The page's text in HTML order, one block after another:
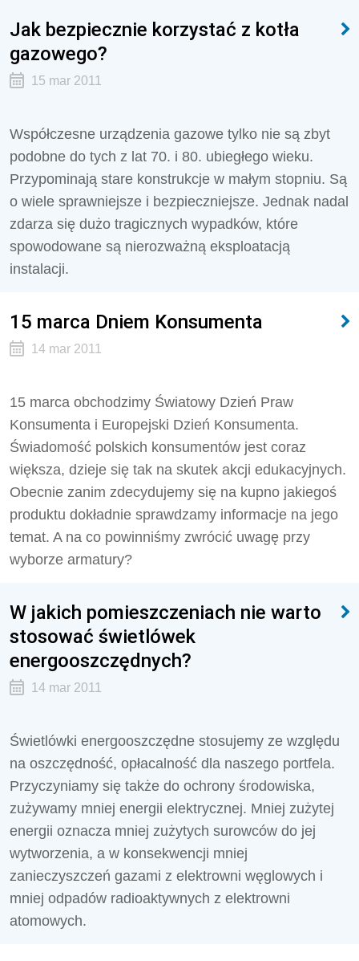
Jak bezpiecznie korzystać z kotła
gazowego?
15 mar 2011
Współczesne urządzenia gazowe tylko nie są zbyt
podobne do tych z lat 70. i 80. ubiegłego wieku.
Przypominają stare konstrukcje w małym stopniu. Są
o wiele sprawniejsze i bezpieczniejsze. Jednak nadal
zdarza się dużo tragicznych wypadków, które
spowodowane są nierozważną eksploatacją
instalacji.
15 marca Dniem Konsumenta
14 mar 2011
15 marca obchodzimy Światowy Dzień Praw
Konsumenta i Europejski Dzień Konsumenta.
Świadomość polskich konsumentów jest coraz
większa, dzieje się tak na skutek akcji edukacyjnych.
Obecnie zanim zdecydujemy się na kupno jakiegoś
produktu dokładnie sprawdzamy informacje na jego
temat. A na co powinniśmy zwrócić uwagę przy
wyborze armatury?
W jakich pomieszczeniach nie warto
stosować świetlówek
energooszczędnych?
14 mar 2011
Świetlówki energooszczędne stosujemy ze względu
na oszczędność, opłacalność dla naszego portfela.
Przyczyniamy się także do ochrony środowiska,
zużywamy mniej energii elektrycznej. Mniej zużytej
energii oznacza mniej zużytych surowców do jej
wytworzenia, a w konsekwencji mniej
zanieczyszczeń gazami z elektrowni węglowych i
mniej odpadów radioaktywnych z elektrowni
atomowych.